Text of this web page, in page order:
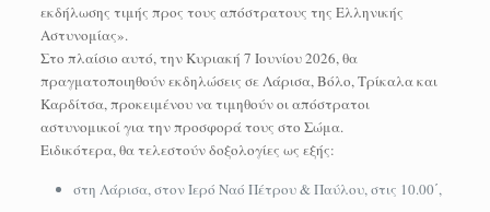
εκδήλωσης τιμής προς τους απόστρατους της Ελληνικής
Αστυνομίας».
Στο πλαίσιο αυτό, την Κυριακή 7 Ιουνίου 2026, θα
πραγματοποιηθούν εκδηλώσεις σε Λάρισα, Βόλο, Τρίκαλα και
Καρδίτσα, προκειμένου να τιμηθούν οι απόστρατοι
αστυνομικοί για την προσφορά τους στο Σώμα.
Ειδικότερα, θα τελεστούν δοξολογίες ως εξής:
στη Λάρισα, στον Ιερό Ναό Πέτρου & Παύλου, στις 10.00΄,